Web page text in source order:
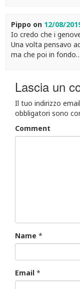
Pippo on 12/08/
Io credo che i
Una volta pensavo
ma che poi in
Lascia un
Il tuo indirizzo
obbligatori sono
Comment
Name *
Email *